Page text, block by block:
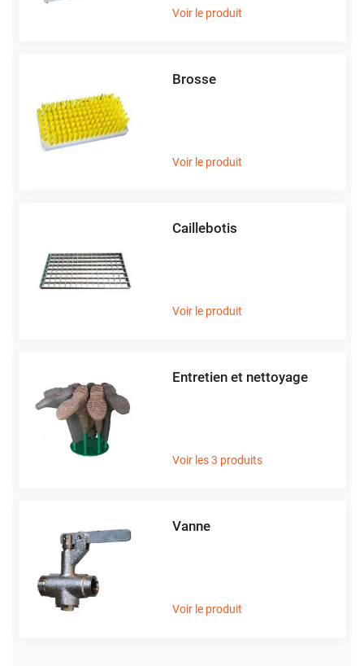
Voir le produit
Brosse
Voir le produit
Caillebotis
Voir le produit
Entretien et nettoyage
Voir les 3 produits
Vanne
Voir le produit